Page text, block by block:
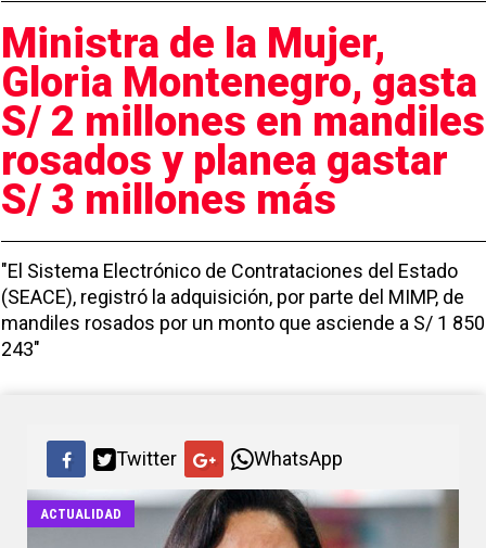
Ministra de la Mujer,
Gloria Montenegro, gasta
S/ 2 millones en mandiles
rosados y planea gastar
S/ 3 millones más
"El Sistema Electrónico de Contrataciones del Estado
(SEACE), registró la adquisición, por parte del MIMP, de
mandiles rosados por un monto que asciende a S/ 1 850
243"
Twitter WhatsApp
ACTUALIDAD